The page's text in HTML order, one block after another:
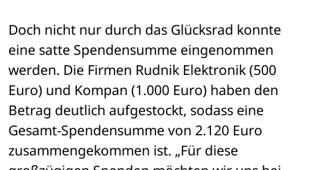
Doch nicht nur durch das Glücksrad konnte
eine satte Spendensumme eingenommen
werden. Die Firmen Rudnik Elektronik (500
Euro) und Kompan (1.000 Euro) haben den
Betrag deutlich aufgestockt, sodass eine
Gesamt-Spendensumme von 2.120 Euro
zusammengekommen ist. „Für diese